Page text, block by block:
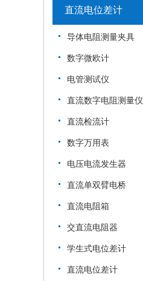
直流电位差计
导体电阻测量夹具
数字微欧计
电管测试仪
直流数字电阻测量仪
直流检流计
数字万用表
电压电流发生器
直流单双臂电桥
直流电阻箱
交直流电阻器
学生式电位差计
直流电位差计